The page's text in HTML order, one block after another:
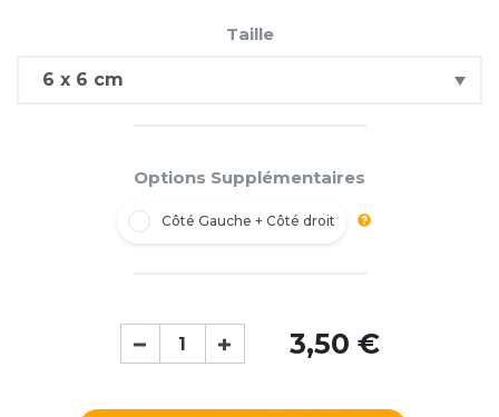
Taille
Options Supplémentaires
Côté Gauche + Côté droit
3,50 €